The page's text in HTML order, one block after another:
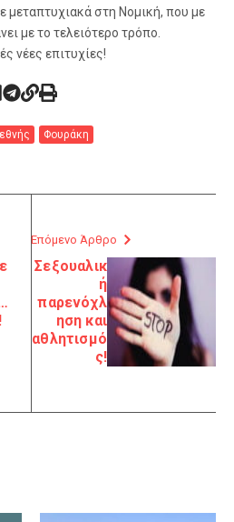
μεταπτυχιακά στη Νομική, που με
με το τελειότερο τρόπο.
νέες επιτυχίες!
Φουράκη
Επόμενο Άρθρο
Σεξουαλικ
ή
παρενόχλ
ηση και
αθλητισμό
ς!